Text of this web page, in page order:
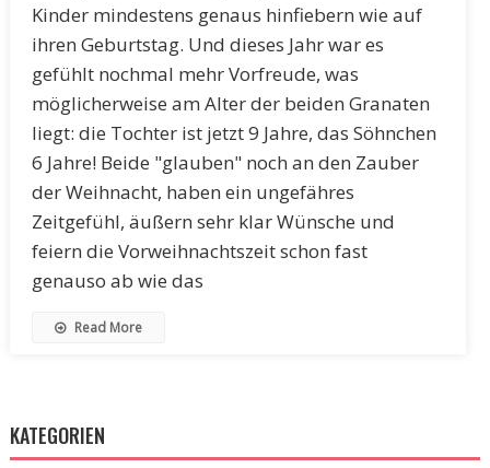
Kinder mindestens genaus hinfiebern wie auf
ihren Geburtstag. Und dieses Jahr war es
gefühlt nochmal mehr Vorfreude, was
möglicherweise am Alter der beiden Granaten
liegt: die Tochter ist jetzt 9 Jahre, das Söhnchen
6 Jahre! Beide "glauben" noch an den Zauber
der Weihnacht, haben ein ungefähres
Zeitgefühl, äußern sehr klar Wünsche und
feiern die Vorweihnachtszeit schon fast
genauso ab wie das
Read More
KATEGORIEN